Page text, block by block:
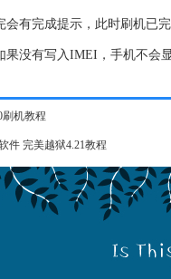
会有完成提示，此时刷机已
果没有写入IMEI，手机不会
刷机教程
件 完美越狱4.21教程